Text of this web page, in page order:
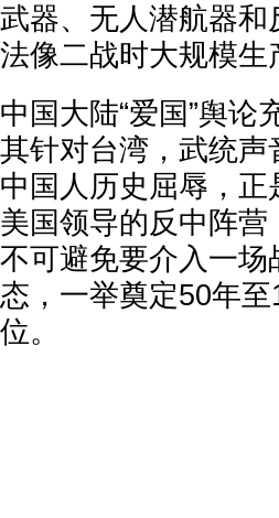
武器、无人潜航器
法像二战时大规模
中国大陆“爱国”舆
其针对台湾，武统
中国人历史屈辱，正
美国领导的反中阵
不可避免要介入一
态，一举奠定50年
位。